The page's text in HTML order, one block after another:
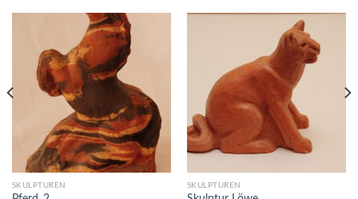
SKULPTUREN SKULPTUREN